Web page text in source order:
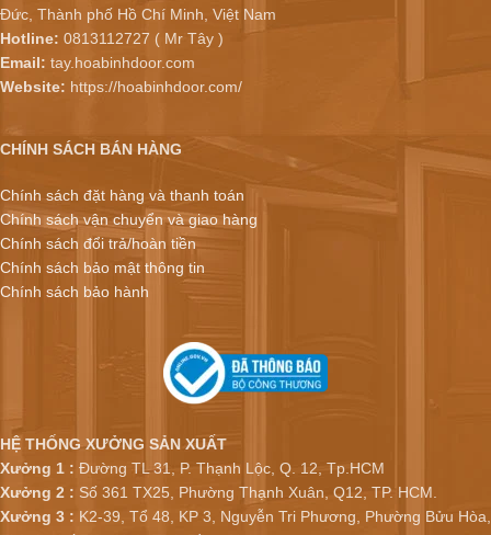
Đức, Thành phố Hồ Chí Minh, Việt Nam
Hotline: 0813112727 ( Mr Tây )
Email: tay.hoabinhdoor.com
Website: https://hoabinhdoor.com/
CHÍNH SÁCH BÁN HÀNG
Chính sách đặt hàng và thanh toán
Chính sách vận chuyển và giao hàng
Chính sách đổi trả/hoàn tiền
Chính sách bảo mật thông tin
Chính sách bảo hành
HỆ THỐNG XƯỞNG SẢN XUẤT
Xưởng 1 : Đường TL 31, P. Thạnh Lộc, Q. 12, Tp.HCM
Xưởng 2 : Số 361 TX25, Phường Thạnh Xuân, Q12, TP. HCM.
Xưởng 3 : K2-39, Tổ 48, KP 3, Nguyễn Tri Phương, Phường Bửu Hòa,